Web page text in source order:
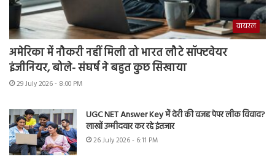
वायरल
अमेरिका में नौकरी नहीं मिली तो भारत लौटे सॉफ्टवेयर
इंजीनियर, बोले- संघर्ष ने बहुत कुछ सिखाया
29 July 2026 - 8:00 PM
UGC NET Answer Key में देरी की वजह पेपर लीक विवाद?
लाखों उम्मीदवार कर रहे इंतजार
26 July 2026 - 6:11 PM